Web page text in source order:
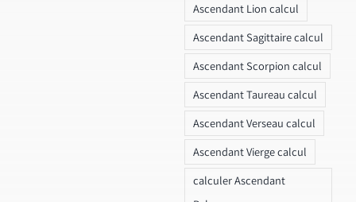
Ascendant Lion calcul
Ascendant Sagittaire calcul
Ascendant Scorpion calcul
Ascendant Taureau calcul
Ascendant Verseau calcul
Ascendant Vierge calcul
calculer Ascendant